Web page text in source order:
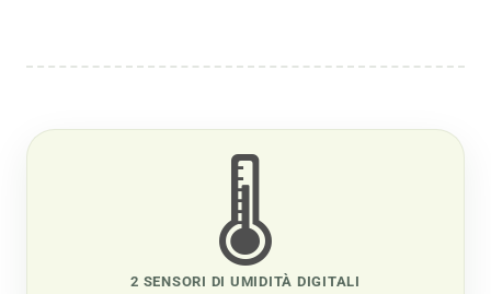
🌡️
2 SENSORI DI UMIDITÀ DIGITALI